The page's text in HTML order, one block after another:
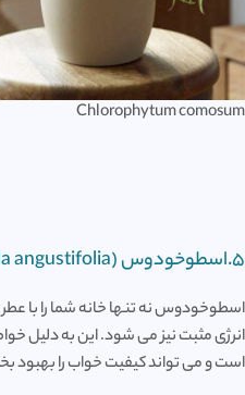
Chlorophytum comosum
5.اسطوخودوس (Lavandula angustifolia)
اسطوخودوس نه تنها خانه شما را با
انرژی مثبت نیز می شود. این به
است و می تواند کیفیت خواب را بهبود